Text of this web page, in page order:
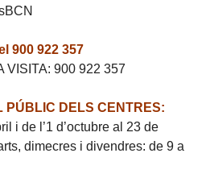
900 922 357
VISITA: 900 922 357
PÚBLIC DELS CENTRES:
i de l’1 d’octubre al 23 de
dimecres i divendres: de 9 a